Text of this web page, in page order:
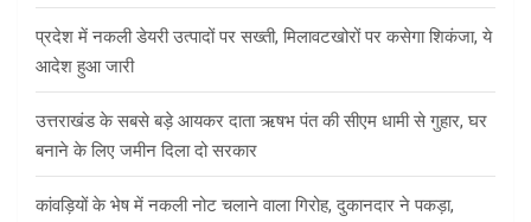
प्रदेश में नकली डेयरी उत्पादों पर सख्ती, मिलावटखोरों पर कसेगा शिकंजा, ये
आदेश हुआ जारी
उत्तराखंड के सबसे बड़े आयकर दाता ऋषभ पंत की सीएम धामी से गुहार, घर
बनाने के लिए जमीन दिला दो सरकार
कांवड़ियों के भेष में नकली नोट चलाने वाला गिरोह, दुकानदार ने पकड़ा,